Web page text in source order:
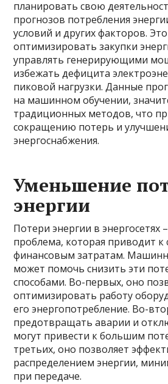
планировать свою
прогнозов потребления
условий и других факторов.
оптимизировать закупки
управлять генерирующими
избежать дефицита
пиковой нагрузки. Данные
на машинном обучении,
традиционных методов, что
сокращению потерь и
энергоснабжения.
Уменьшение
энергии
Потери энергии в энергосетях
проблема, которая приводит
финансовым затратам.
может помочь снизить эти
способами. Во-первых, оно
оптимизировать работу
его энергопотребление. Во-
предотвращать аварии и
могут привести к большим
третьих, оно позволяет
распределением энергии,
при передаче.